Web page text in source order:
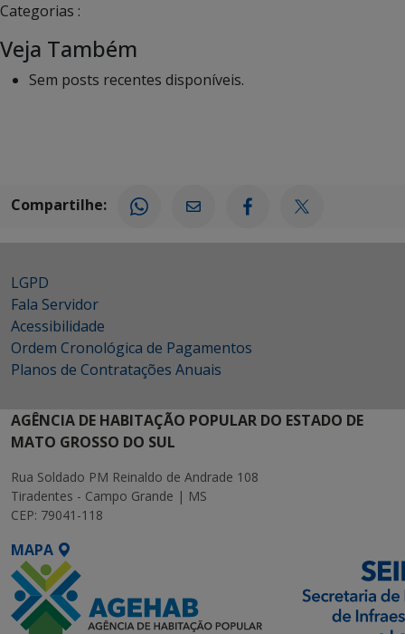
Categorias :
Veja Também
Sem posts recentes disponíveis.
Compartilhe:
LGPD
Fala Servidor
Acessibilidade
Ordem Cronológica de Pagamentos
Planos de Contratações Anuais
AGÊNCIA DE HABITAÇÃO POPULAR DO ESTADO DE
MATO GROSSO DO SUL
Rua Soldado PM Reinaldo de Andrade 108
Tiradentes - Campo Grande | MS
CEP: 79041-118
MAPA